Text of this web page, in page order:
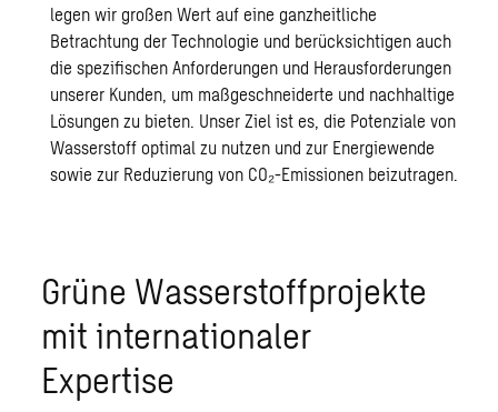
legen wir großen Wert auf eine ganzheitliche
Betrachtung der Technologie und berücksichtigen auch
die spezifischen Anforderungen und Herausforderungen
unserer Kunden, um maßgeschneiderte und nachhaltige
Lösungen zu bieten. Unser Ziel ist es, die Potenziale von
Wasserstoff optimal zu nutzen und zur Energiewende
sowie zur Reduzierung von CO₂-Emissionen beizutragen.
Grüne Wasserstoffprojekte
mit internationaler
Expertise